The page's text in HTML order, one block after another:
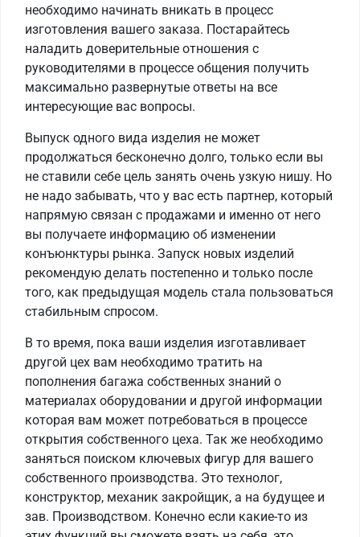
необходимо начинать вникать в процесс
изготовления вашего заказа. Постарайтесь
наладить доверительные отношения с
руководителями в процессе общения получить
максимально развернутые ответы на все
интересующие вас вопросы.
Выпуск одного вида изделия не может
продолжаться бесконечно долго, только если вы
не ставили себе цель занять очень узкую нишу. Но
не надо забывать, что у вас есть партнер, который
напрямую связан с продажами и именно от него
вы получаете информацию об изменении
конъюнктуры рынка. Запуск новых изделий
рекомендую делать постепенно и только после
того, как предыдущая модель стала пользоваться
стабильным спросом.
В то время, пока ваши изделия изготавливает
другой цех вам необходимо тратить на
пополнения багажа собственных знаний о
материалах оборудовании и другой информации
которая вам может потребоваться в процессе
открытия собственного цеха. Так же необходимо
заняться поиском ключевых фигур для вашего
собственного производства. Это технолог,
конструктор, механик закройщик, а на будущее и
зав. Производством. Конечно если какие-то из